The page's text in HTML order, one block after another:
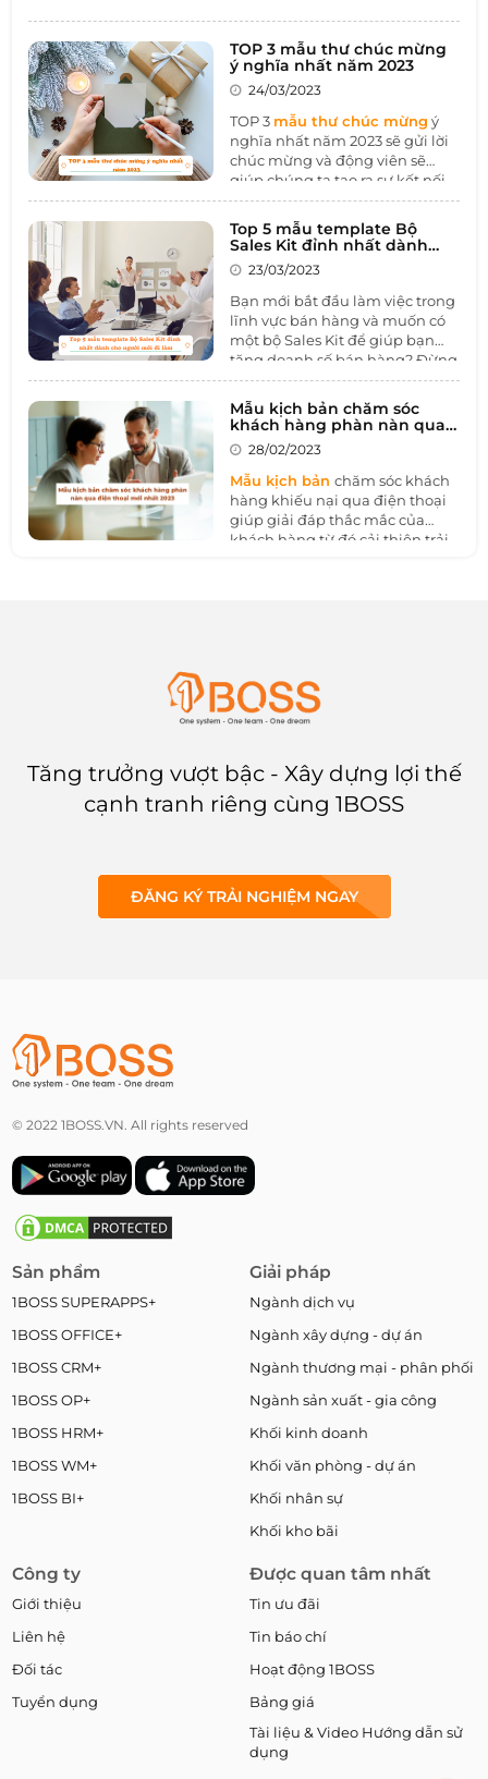
quả kinh doanh của doanh
nghiệp. Bài viết sẽ giúp bạn
hiểu rõ hơn về bảng phân chia
tiêu và các lợi ích khi sử dụng
bảng phân chia mục tiêu cho
nhân viên bán hàng.
TOP 3 mẫu thư chúc mừng
ý nghĩa nhất năm 2023
24/03/2023
TOP 3 mẫu thư chúc mừng ý
nghĩa nhất năm 2023 sẽ gửi lời
chúc mừng và động viên sẽ
giúp chúng ta tạo ra sự kết nối
và tình cảm giữa những người
xung quanh. Điều này sẽ giúp
chúng ta cảm thấy được quan
khác, đồng thời cũng truyền
động lực và khích lệ chúng ta
tiếp tục phấn đấu và đạt được
thành công. Hãy cùng 1BOSS
tìm hiểu qua bài viết dưới đây
nhé.
Top 5 mẫu template Bộ
Sales Kit đỉnh nhất dành
cho người mới đi làm 2023
23/03/2023
Bạn mới bắt đầu làm việc trong
lĩnh vực bán hàng và muốn có
một bộ Sales Kit để giúp bạn
tăng doanh số bán hàng? Đừng
lo, vì hôm nay 1BOSS sẽ giới
thiệu cho bạn Top 10
mẫu
template Bộ Sales Kitđỉnh
nhất dành cho người mới đi
làm 2023
Mẫu kịch bản chăm sóc
khách hàng phàn nàn qua
điện thoại mới nhất 2023
28/02/2023
Mẫu kịch bảnchăm sóc khách
hàng khiếu nại qua điện thoại
giúp giải đáp thắc mắc của
khách hàng từ đó cải thiện trải
phàn nàn qua điện điện thoại ở
bài viết dưới đây nhé.
Tăng trưởng vượt bậc - Xây dựng lợi thế
cạnh tranh riêng cùng 1BOSS
ĐĂNG KÝ TRẢI NGHIỆM NGAY
© 2022 1BOSS.VN. All rights reserved
Sản phẩm
1BOSS SUPERAPPS+
1BOSS OFFICE+
1BOSS CRM+
1BOSS OP+
1BOSS HRM+
1BOSS WM+
1BOSS BI+
Giải pháp
Ngành dịch vụ
Ngành xây dựng - dự án
Ngành thương mại - phân phối
Ngành sản xuất - gia công
Khối kinh doanh
Khối văn phòng - dự án
Khối nhân sự
Khối kho bãi
Công ty
Giới thiệu
Liên hệ
Đối tác
Tuyển dụng
Được quan tâm nhất
Tin ưu đãi
Tin báo chí
Hoạt động 1BOSS
Bảng giá
Tài liệu & Video Hướng dẫn sử
dụng